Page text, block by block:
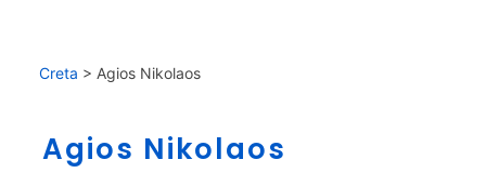
Creta > Agios Nikolaos
Agios Nikolaos